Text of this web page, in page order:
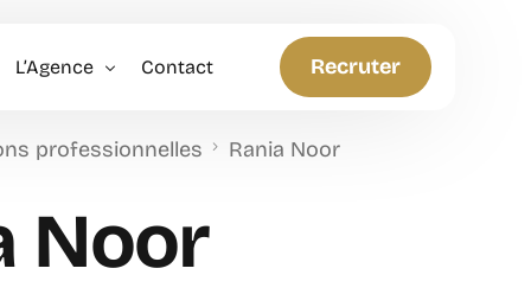
L’Agence
Anticiper et Innover
Contact Recruter
professionnelles Rania Noor
Noor